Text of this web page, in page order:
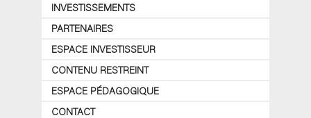
INVESTISSEMENTS
PARTENAIRES
ESPACE INVESTISSEUR
CONTENU RESTREINT
ESPACE PÉDAGOGIQUE
CONTACT